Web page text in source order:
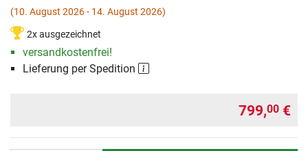
(10. August 2026 - 14. August 2026)
2x ausgezeichnet
versandkostenfrei!
Lieferung per Spedition
799,00 €